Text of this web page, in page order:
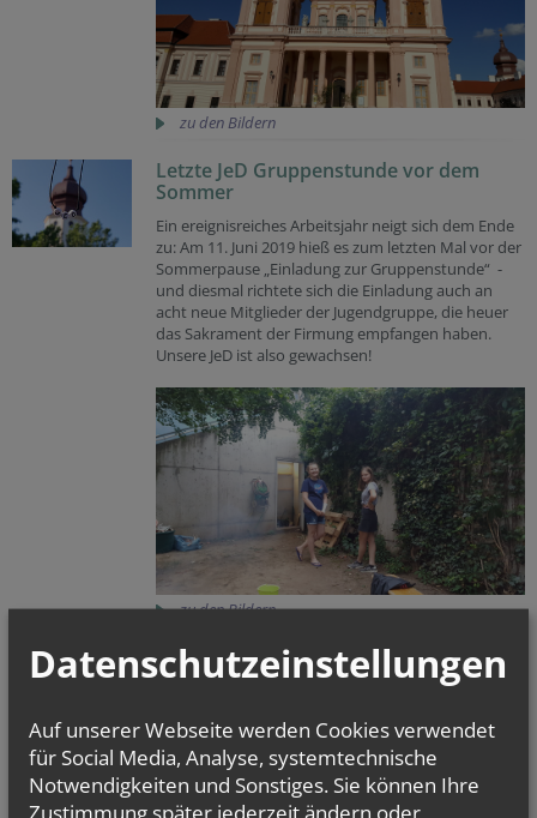
zu den Bildern
Letzte JeD Gruppenstunde vor dem
Sommer
Ein ereignisreiches Arbeitsjahr neigt sich dem Ende
zu: Am 11. Juni 2019 hieß es zum letzten Mal vor der
Sommerpause „Einladung zur Gruppenstunde“ -
und diesmal richtete sich die Einladung auch an
acht neue Mitglieder der Jugendgruppe, die heuer
das Sakrament der Firmung empfangen haben.
Unsere JeD ist also gewachsen!
zu den Bildern
vorherige 1 2 3 weitere
Datenschutzeinstellungen
Auf unserer Webseite werden Cookies verwendet
für Social Media, Analyse, systemtechnische
Notwendigkeiten und Sonstiges. Sie können Ihre
Zustimmung später jederzeit ändern oder